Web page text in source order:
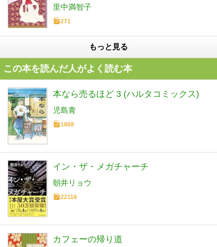
里中満智子
271
もっと見る
この本を読んだ人がよく読む本
本なら売るほど 3 (ハルタコミックス)
児島青
1868
イン・ザ・メガチャーチ
朝井リョウ
22116
カフェーの帰り道